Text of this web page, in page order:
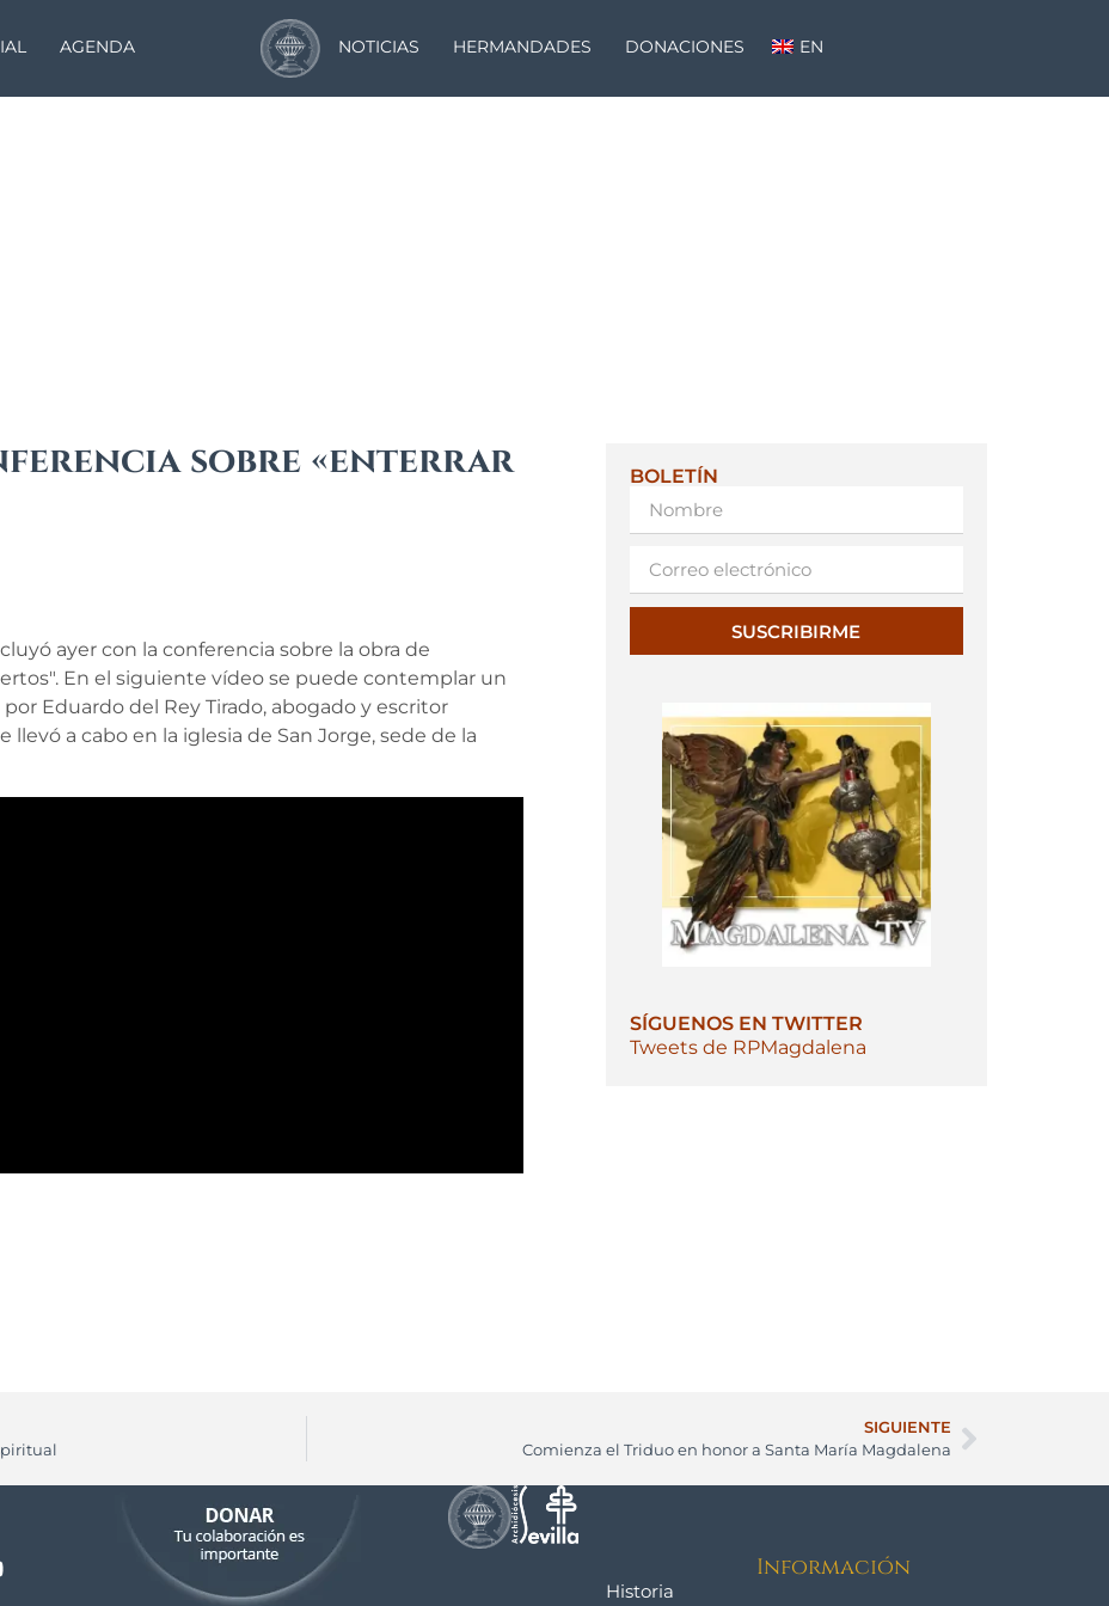
AGENDA NOTICIAS HERMANDADES DONACIONES EN
sobre «enterrar
ayer con la conferencia sobre la obra de
En el siguiente vídeo se puede contemplar un
Eduardo del Rey Tirado, abogado y escritor
a cabo en la iglesia de San Jorge, sede de la
BOLETÍN
SUSCRIBIRME
SÍGUENOS EN TWITTER
Tweets de RPMagdalena
SIGUIENTE
Comienza el Triduo en honor a Santa María Magdalena
Información
Historia